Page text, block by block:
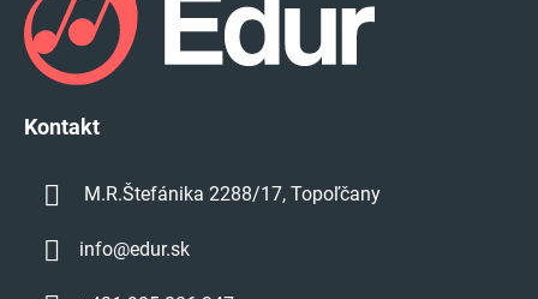
Kontakt
M.R.Štefánika 2288/17, Topoľčany
info@edur.sk